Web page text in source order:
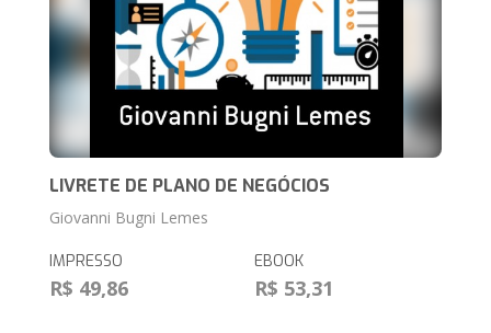
LIVRETE DE PLANO DE NEGÓCIOS
Giovanni Bugni Lemes
IMPRESSO
R$ 49,86
EBOOK
R$ 53,31